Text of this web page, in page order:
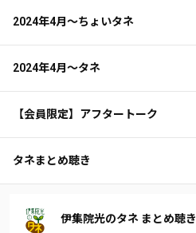
2024年4月～ちょいタネ
2024年4月～タネ
【会員限定】アフタートーク
タネまとめ聴き
伊集院光のタネ まとめ聴き